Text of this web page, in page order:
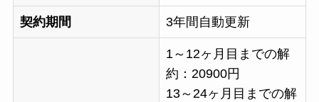
契約期間 3年間自動更新
1～12ヶ月目までの解
約：20900円
13～24ヶ月目までの解